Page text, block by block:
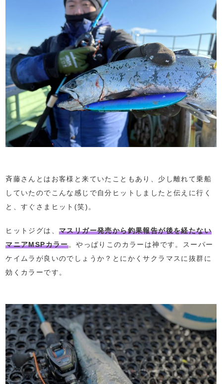
斉藤さんとはお客様と来ていたこともあり、少し離れて乗船
していたのでこんな感じで自分ヒットしましたと伝えに行く
と、すぐさまヒット(笑)。
ヒットジグは、マスリガー発売から釣果報告が後を経たない
マニアMSPカラー。やっぱりこのカラーは神です。スーパー
ケイムラが良いのでしょうか？とにかくサクラマスに抜群に
効くカラーです。